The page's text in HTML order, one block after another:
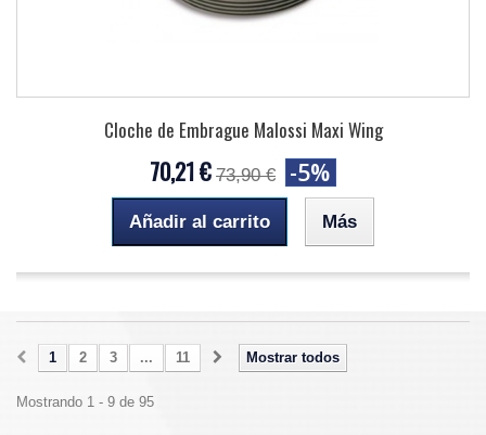
Cloche de Embrague Malossi Maxi Wing
70,21 € 73,90 € -5%
Añadir al carrito Más
Mostrar todos
1 2 3 ... 11
Mostrando 1 - 9 de 95